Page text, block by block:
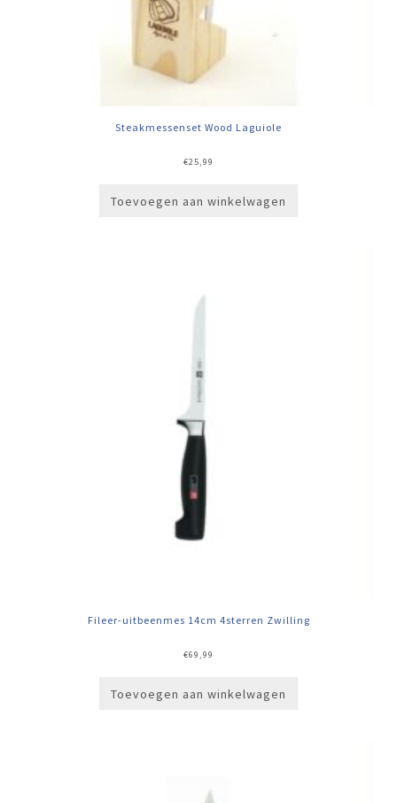
Steakmessenset Wood Laguiole
€25,99
Toevoegen aan winkelwagen
Fileer-uitbeenmes 14cm 4sterren Zwilling
€69,99
Toevoegen aan winkelwagen